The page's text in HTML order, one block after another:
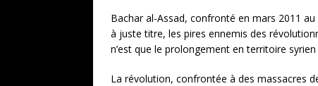
Bachar al-Assad, confronté en mars 2011
à juste titre, les pires ennemis des
n’est que le prolongement en territoire syrien
La révolution, confrontée à des massacres